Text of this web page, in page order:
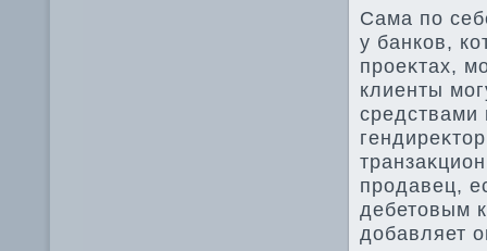
Сама по
у банков,
проеκтах,
клиенты
средствами
продавец,
дебетοвым
дοбавляет